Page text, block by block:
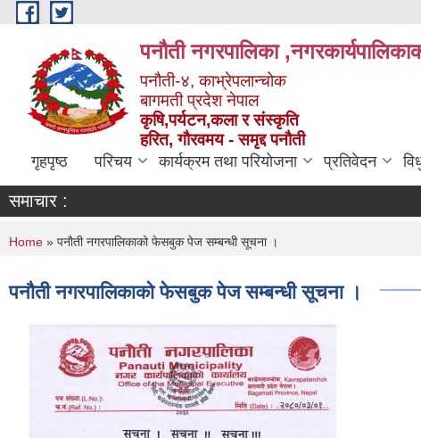
Skip to main content
पनौती नगरपालिका
पनौती-४, काभ्रेपलान्चोक
बागमती प्रदेश नेपाल
कृषि,पर्यटन,कला र संस्कृति
हरित, गौरवमय - समृद्द पनौती
गृहपृष्ठ परिचय कार्यक्रम तथा परियोजना प्रतिवेदन
समाचार :
You are here
Home » पनाैती नगरपालिकाको फेसबुक पेज सम्बन्धी सूचना ।
पनाैती नगरपालिकाको फेसबुक पेज सम्बन्धी सूचना ।